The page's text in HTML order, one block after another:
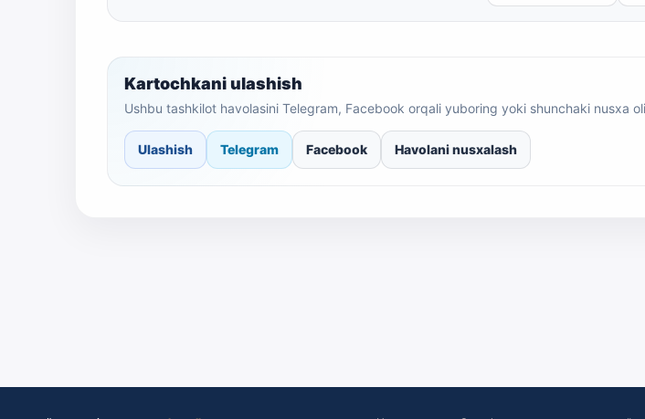
Kartochkani ulashish
Ushbu tashkilot havolasini Telegram, Facebook orqali yuboring yoki shunchaki nusxa
Ulashish Telegram Facebook Havolani nusxalash